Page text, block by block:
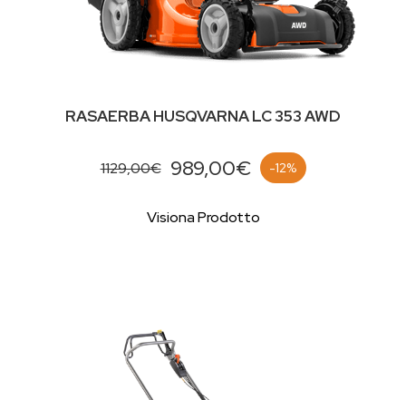
RASAERBA HUSQVARNA LC 353 AWD
1129,00€ 989,00€ -12%
Visiona Prodotto